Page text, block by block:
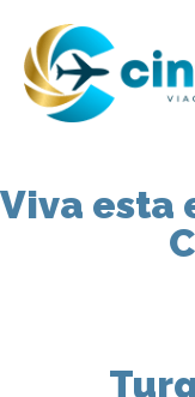
Viva esta